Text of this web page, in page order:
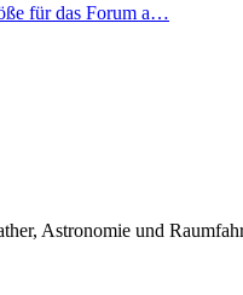
für das Forum a…
Astronomie und